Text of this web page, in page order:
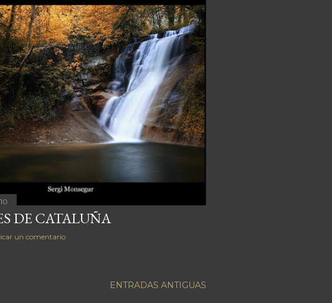
DE CATALUÑA
un comentario
ENTRADAS ANTIGUAS